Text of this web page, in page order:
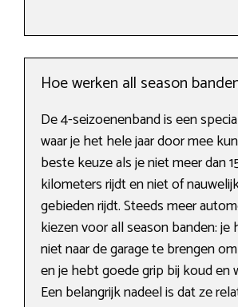
Hoe werken all season
De 4-seizoenenband is een
waar je het hele jaar door mee
beste keuze als je niet meer dan
kilometers rijdt en niet of
gebieden rijdt. Steeds meer
kiezen voor all season banden:
niet naar de garage te brengen
en je hebt goede grip bij koud en
Een belangrijk nadeel is dat ze